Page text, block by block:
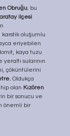
Obruğu; bu
ilçesi
oluşumlu
eriyebilen
kaya tuzu
sularının
çöküntülerini
Oldukça
olan Kızören
bir sonucu ve
önemli bir